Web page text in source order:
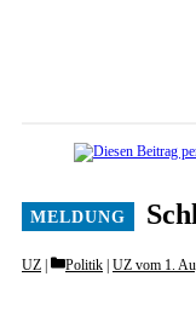
UZ Categories
Politik UZ vom 1.